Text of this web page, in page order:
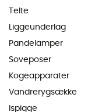
Telte
Liggeunderlag
Pandelamper
Soveposer
Kogeapparater
Vandrerygsække
Ispigge